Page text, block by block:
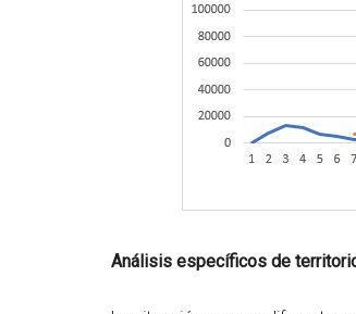
Análisis específicos de